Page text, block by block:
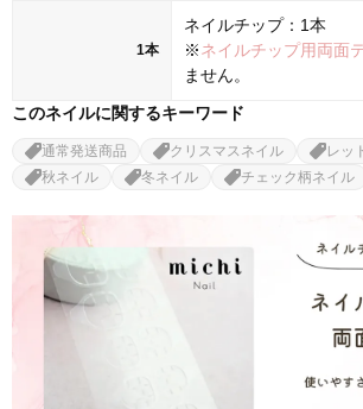
1本
ネイルチップ：1本
※ネイルチップ用両面
ません。
このネイルに関するキーワード
通常発送商品 クリスマスネイル
レッ
秋ネイル
冬ネイル チェック柄ネイル